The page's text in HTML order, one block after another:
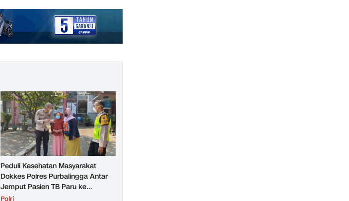
Peduli Kesehatan Masyarakat
Dokkes Polres Purbalingga Antar
Jemput Pasien TB Paru ke
Puskesmas
Polri